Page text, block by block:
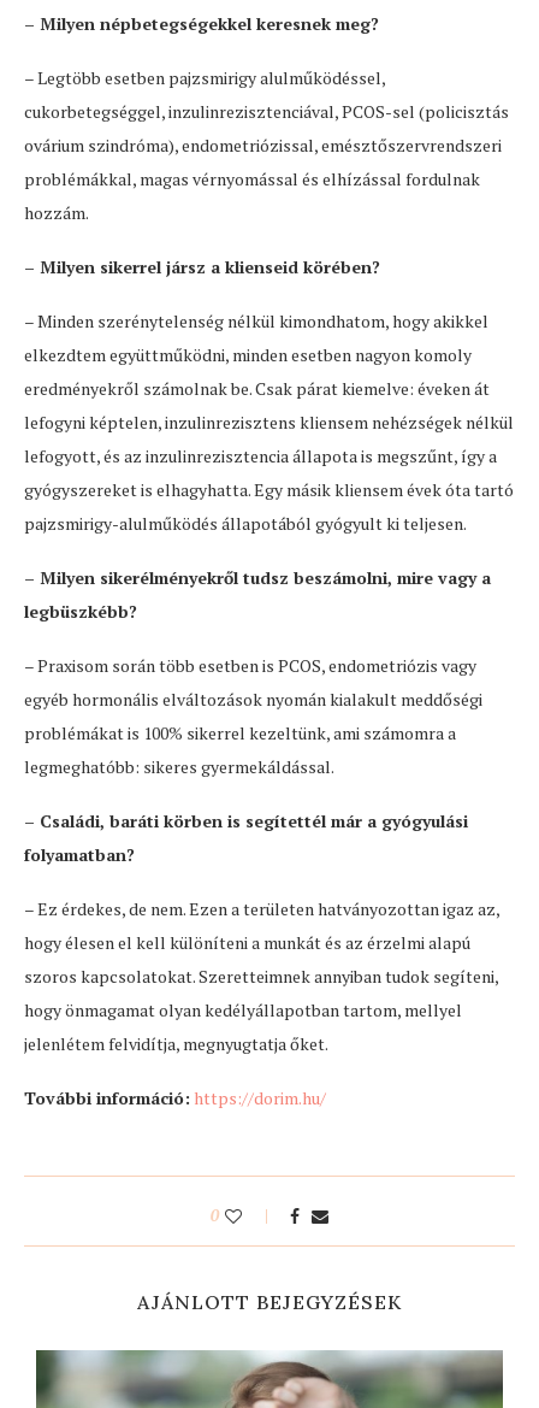
– Milyen népbetegségekkel keresnek meg?
– Legtöbb esetben pajzsmirigy alulműködéssel,
cukorbetegséggel, inzulinrezisztenciával, PCOS-sel (policisztás
ovárium szindróma), endometriózissal, emésztőszervrendszeri
problémákkal, magas vérnyomással és elhízással fordulnak
hozzám.
– Milyen sikerrel jársz a klienseid körében?
– Minden szerénytelenség nélkül kimondhatom, hogy akikkel
elkezdtem együttműködni, minden esetben nagyon komoly
eredményekről számolnak be. Csak párat kiemelve: éveken át
lefogyni képtelen, inzulinrezisztens kliensem nehézségek nélkül
lefogyott, és az inzulinrezisztencia állapota is megszűnt, így a
gyógyszereket is elhagyhatta. Egy másik kliensem évek óta tartó
pajzsmirigy-alulműködés állapotából gyógyult ki teljesen.
– Milyen sikerélményekről tudsz beszámolni, mire vagy a
legbüszkébb?
– Praxisom során több esetben is PCOS, endometriózis vagy
egyéb hormonális elváltozások nyomán kialakult meddőségi
problémákat is 100% sikerrel kezeltünk, ami számomra a
legmeghatóbb: sikeres gyermekáldással.
– Családi, baráti körben is segítettél már a gyógyulási
folyamatban?
– Ez érdekes, de nem. Ezen a területen hatványozottan igaz az,
hogy élesen el kell különíteni a munkát és az érzelmi alapú
szoros kapcsolatokat. Szeretteimnek annyiban tudok segíteni,
hogy önmagamat olyan kedélyállapotban tartom, mellyel
jelenlétem felvidítja, megnyugtatja őket.
További információ: https://dorim.hu/
0
AJÁNLOTT BEJEGYZÉSEK